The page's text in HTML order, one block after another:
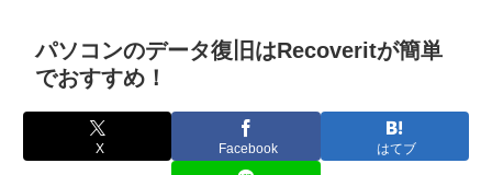
パソコンのデータ復旧はRecoveritが簡単
でおすすめ！
X Facebook はてブ